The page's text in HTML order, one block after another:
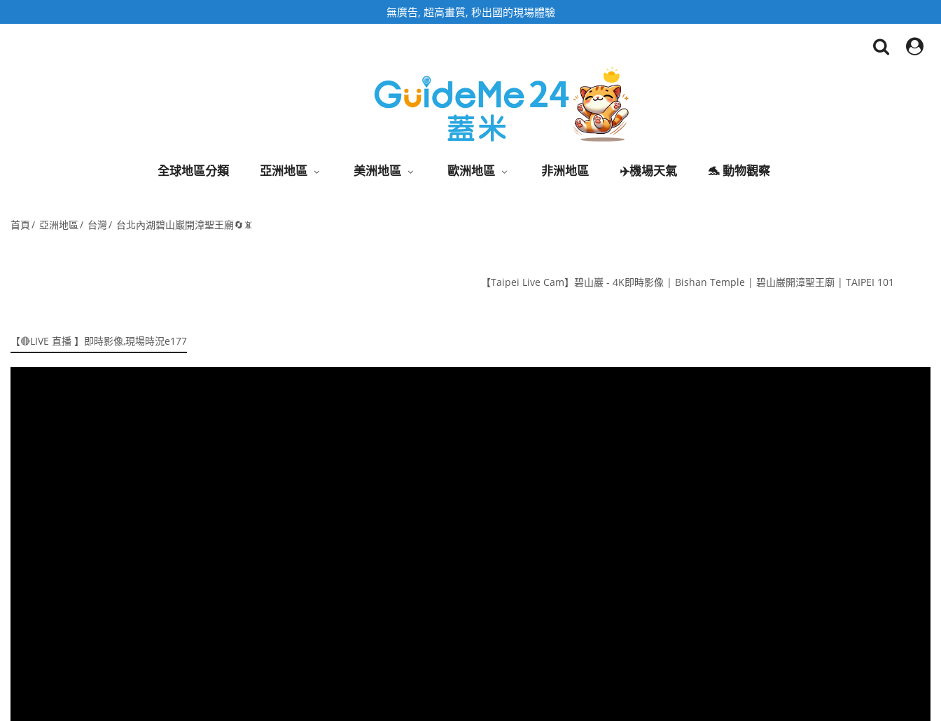
即時影像頁面為固定網址,加入桌面快速觀看
全球地區分類 亞洲地區 美洲地區 歐洲地區 非洲地區 ✈️機場天氣 🐬 動物觀察
首頁 亞洲地區 台灣 台北內湖碧山巖開漳聖王廟🔄📵
【Taipei Live Cam】碧山巖 - 4K即時影像 | Bishan Temple | 碧山巌開漳聖王廟 | TAIPEI 101
【🔴LIVE 直播 】即時影像,現場時況e177